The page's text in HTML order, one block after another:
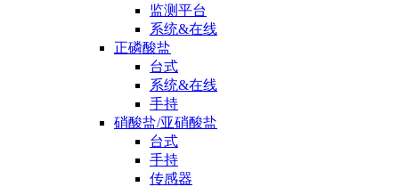
监测平台
系统&在线
正磷酸盐
台式
系统&在线
手持
硝酸盐/亚硝酸盐
台式
手持
传感器